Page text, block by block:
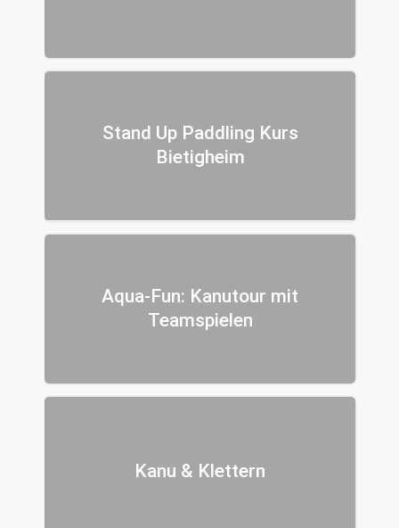
Stand Up Paddling Kurs
Bietigheim
Aqua-Fun: Kanutour mit
Teamspielen
Kanu & Klettern